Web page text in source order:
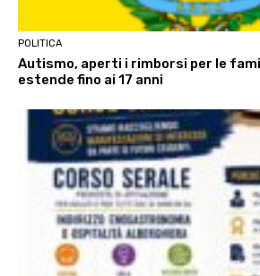
POLITICA
Autismo, aperti i rimborsi per le
estende fino ai 17 anni